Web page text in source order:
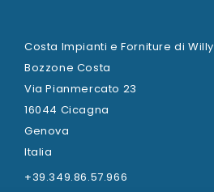
Costa Impianti e Forniture di Willy
Bozzone Costa
Via Pianmercato 23
16044 Cicagna
Genova
Italia
+39.349.86.57.966